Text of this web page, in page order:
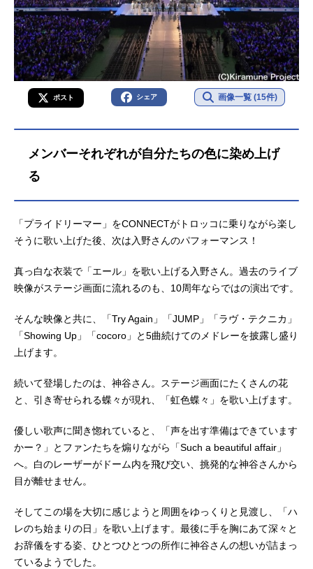
ポスト シェア 画像一覧 (15件)
メンバーそれぞれが自分たちの色に染め上げ
る
「プライドリーマー」をCONNECTがトロッコに乗りながら楽し
そうに歌い上げた後、次は入野さんのパフォーマンス！
真っ白な衣装で「エール」を歌い上げる入野さん。過去のライブ
映像がステージ画面に流れるのも、10周年ならではの演出です。
そんな映像と共に、「Try Again」「JUMP」「ラヴ・テクニカ」
「Showing Up」「cocoro」と5曲続けてのメドレーを披露し盛り
上げます。
続いて登場したのは、神谷さん。ステージ画面にたくさんの花
と、引き寄せられる蝶々が現れ、「虹色蝶々」を歌い上げます。
優しい歌声に聞き惚れていると、「声を出す準備はできています
かー？」とファンたちを煽りながら「Such a beautiful affair」
へ。白のレーザーがドーム内を飛び交い、挑発的な神谷さんから
目が離せません。
そしてこの場を大切に感じようと周囲をゆっくりと見渡し、「ハ
レのち始まりの日」を歌い上げます。最後に手を胸にあて深々と
お辞儀をする姿、ひとつひとつの所作に神谷さんの想いが詰まっ
ているようでした。